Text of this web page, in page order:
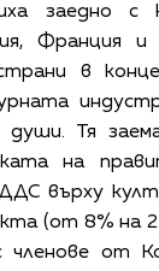
заедно
Франция
в
души. Тя
на
ДДС върху
(от 8% на
членове от